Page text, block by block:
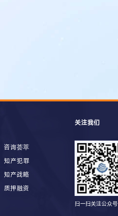
咨询荟萃
知产犯罪
知产战略
质押融资
关注我们
扫一扫关注公众号